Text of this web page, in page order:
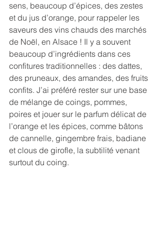
sens, beaucoup d’épices, des zestes
et du jus d’orange, pour rappeler les
saveurs des vins chauds des marchés
de Noël, en Alsace ! Il y a souvent
beaucoup d’ingrédients dans ces
confitures traditionnelles : des dattes,
des pruneaux, des amandes, des fruits
confits. J’ai préféré rester sur une base
de mélange de coings, pommes,
poires et jouer sur le parfum délicat de
l’orange et les épices, comme bâtons
de cannelle, gingembre frais, badiane
et clous de girofle, la subtilité venant
surtout du coing.